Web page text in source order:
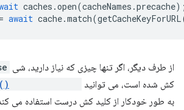
caches .open(cacheNames .precache
= await cache.match(getCacheKeyForURL
از طرف دیگر، اگر تنها چیزی که نیاز دارید، شی
کش شده است، می توانید
به طور خودکار از کلید کش درست استفاده می